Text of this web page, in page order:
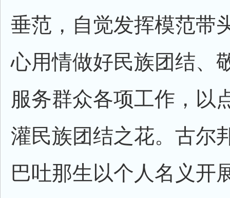
垂范，自觉发挥模范带
心用情做好民族团结、
服务群众各项工作，以
灌民族团结之花。古尔
巴吐那生以个人名义开